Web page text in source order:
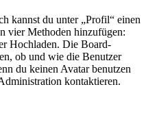
kannst du unter „Profil“ einen
vier Methoden hinzufügen:
Hochladen. Die Board-
ob und wie die Benutzer
du keinen Avatar benutzen
kontaktieren.